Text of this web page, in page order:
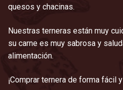
quesos y chacinas.
Nuestras terneras están muy
su carne es muy sabrosa y
alimentación.
¡Comprar ternera de forma fácil